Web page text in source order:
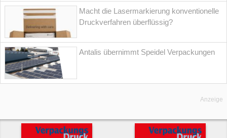
Macht die Lasermarkierung konventionelle
Druckverfahren überflüssig?
Antalis übernimmt Speidel Verpackungen
Anzeige